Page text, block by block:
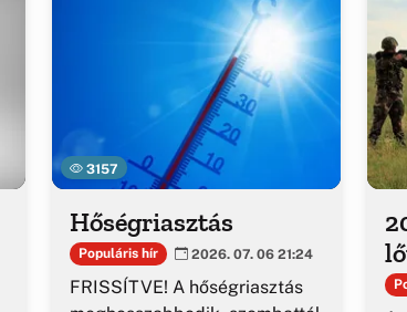
3157
Hőségriasztás
Populáris hír 2026. 07. 06 21:24
FRISSÍTVE! A hőségriasztás